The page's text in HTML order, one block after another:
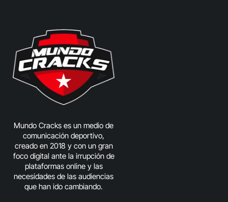
Mundo Cracks es un medio de
comunicación deportivo,
creado en 2018 y con un gran
foco digital ante la irrupción de
plataformas online y las
necesidades de las audiencias
que han ido cambiando.